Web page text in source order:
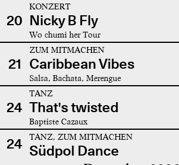
20
KONZERT
Nicky B Fly
Wo chumi her Tour
21
ZUM MITMACHEN
Caribbean Vibes
Salsa, Bachata, Merengue
24
TANZ
That's twisted
Baptiste Cazaux
24 TANZ, ZUM MITMACHEN
Südpol Dance